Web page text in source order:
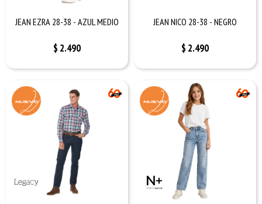
JEAN EZRA 28-38 - AZUL MEDIO
$ 2.490
JEAN NICO 28-38 - NEGRO
$ 2.490